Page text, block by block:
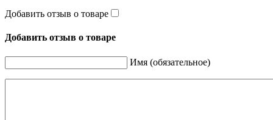
Добавить отзыв о товаре
Добавить отзыв о товаре
Имя (обязательное)